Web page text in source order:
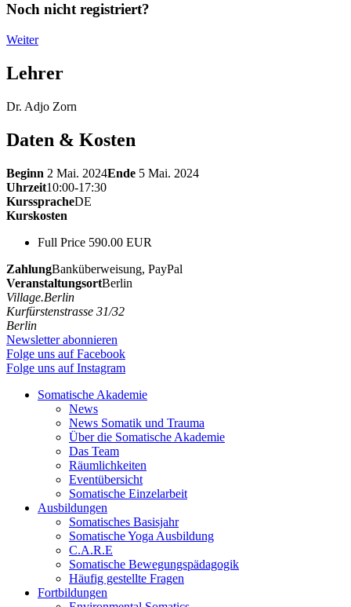
Noch nicht registriert?
Weiter
Lehrer
Dr. Adjo Zorn
Daten & Kosten
Beginn 2 Mai. 2024Ende 5 Mai. 2024
Uhrzeit10:00-17:30
KursspracheDE
Kurskosten
Full Price 590.00 EUR
ZahlungBanküberweisung, PayPal
VeranstaltungsortBerlin
Village.Berlin
Kurfürstenstrasse 31/32
Berlin
Newsletter abonnieren
Folge uns auf Facebook
Folge uns auf Instagram
Somatische Akademie
News
News Somatik und Trauma
Über die Somatische Akademie
Das Team
Räumlichkeiten
Eventübersicht
Somatische Einzelarbeit
Ausbildungen
Somatisches Basisjahr
Somatische Yoga Ausbildung
C.A.R.E
Somatische Bewegungspädagogik
Häufig gestellte Fragen
Fortbildungen